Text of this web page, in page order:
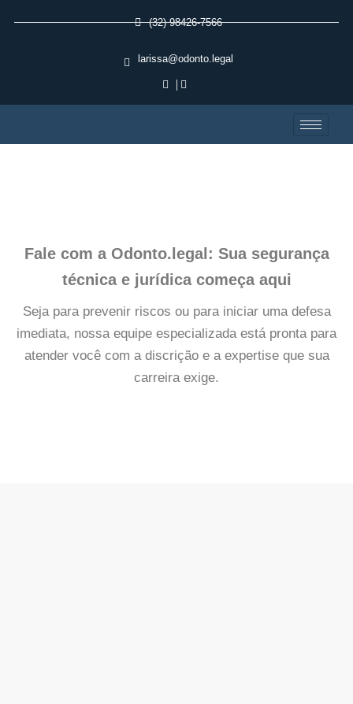
(32) 98426-7566
larissa@odonto.legal
Fale com a Odonto.legal: Sua segurança
técnica e jurídica começa aqui
Seja para prevenir riscos ou para iniciar uma defesa
imediata, nossa equipe especializada está pronta para
atender você com a discrição e a expertise que sua
carreira exige.